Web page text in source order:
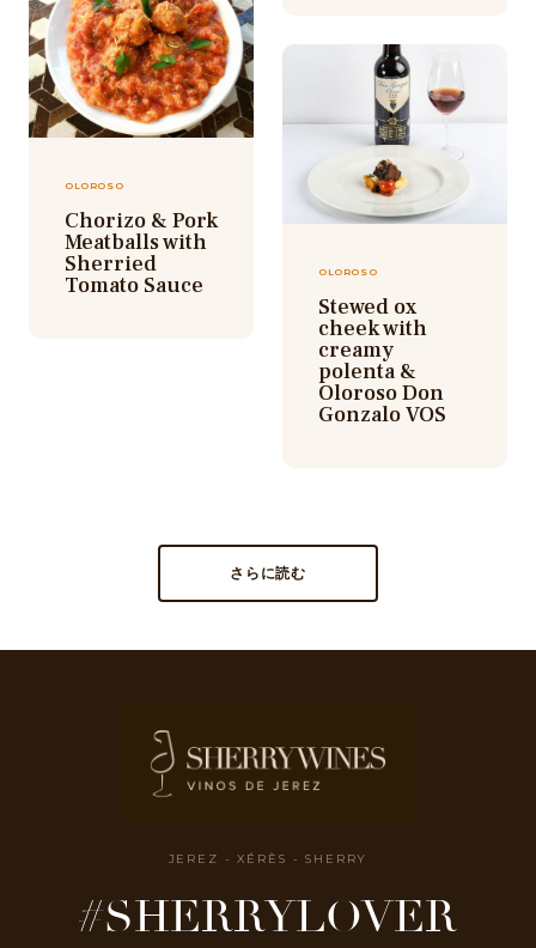
OLOROSO
Chorizo & Pork
Meatballs with
Sherried
Tomato Sauce OLOROSO
Stewed ox
cheek with
creamy
polenta &
Oloroso Don
Gonzalo VOS
さらに読む
JEREZ - XÉRÈS - SHERRY
#SHERRYLOVER